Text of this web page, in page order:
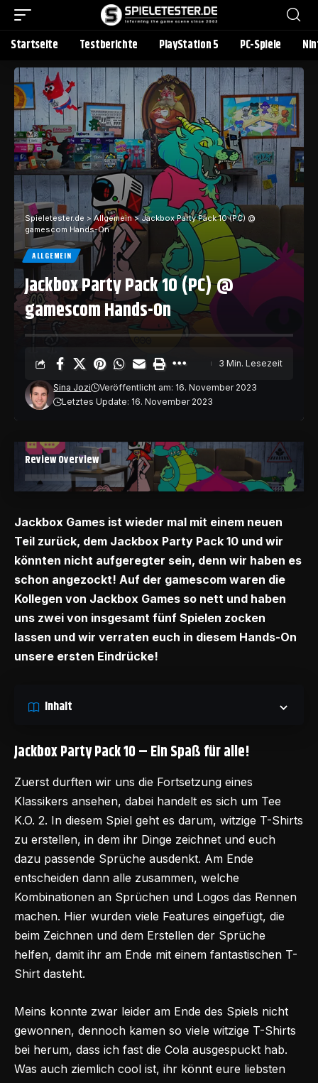
Startseite Testberichte PlayStation 5 PC-Spiele
Spieletester.de >Allgemein> Jackbox Party Pack 10 (PC) @
gamescom Hands-On
ALLGEMEIN
Jackbox Party Pack 10 (PC) @
gamescom Hands-On
Sina Jozi
Veröffentlicht am: 16. November 2023
Letztes Update: 16. November 2023
3 Min. Lesezeit
Review Overview
Jackbox Games ist wieder mal mit einem neuen
Teil zurück, dem Jackbox Party Pack 10 und wir
könnten nicht aufgeregter sein, denn wir haben es
schon angezockt! Auf der gamescom waren die
Kollegen von Jackbox Games so nett und haben
uns zwei von insgesamt fünf Spielen zocken
lassen und wir verraten euch in diesem Hands-On
unsere ersten Eindrücke!
Inhalt
Jackbox Party Pack 10 – Ein Spaß für alle!
Zuerst durften wir uns die Fortsetzung eines
Klassikers ansehen, dabei handelt es sich um Tee
K.O. 2. In diesem Spiel geht es darum, witzige T-Shirts
zu erstellen, in dem ihr Dinge zeichnet und euch
dazu passende Sprüche ausdenkt. Am Ende
entscheiden dann alle zusammen, welche
Kombinationen an Sprüchen und Logos das Rennen
machen. Hier wurden viele Features eingefügt, die
beim Zeichnen und dem Erstellen der Sprüche
helfen, damit ihr am Ende mit einem fantastischen T-
Shirt dasteht.
Meins konnte zwar leider am Ende des Spiels nicht
gewonnen, dennoch kamen so viele witzige T-Shirts
bei herum, dass ich fast die Cola ausgespuckt hab.
Was auch ziemlich cool ist, ihr könnt eure liebsten